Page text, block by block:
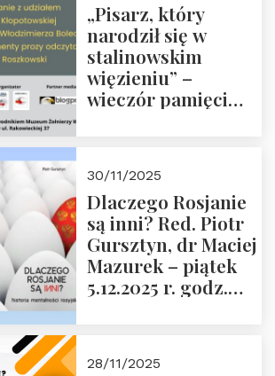
„Pisarz, który
narodził się w
stalinowskim
więzieniu” –
wieczór pamięci
zwiedzanie
Muzeum Żołnierzy
Wyklętych i
Więźniów
Politycznych PRL o
godz. 16:00 – 19
30/11/2025
Dlaczego Rosjanie
są inni? Red. Piotr
Gursztyn, dr Maciej
Mazurek – piątek
5.12.2025 r. godz.
28/11/2025